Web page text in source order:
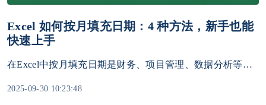
Excel 如何按月填充日期：4 种方法，新手也能
快速上手
在Excel中按月填充日期是财务、项目管理、数据分析等场景的常见需求。无论是生成月度报表、规划项目时间线，还是统计销售数据，掌握日期填充技巧都能大幅提升效率。本文将详细介绍3种按月填充日期的方法，涵盖基础操作与进阶技巧，助您轻松应对不同场景。
2025-09-30 10:23:48